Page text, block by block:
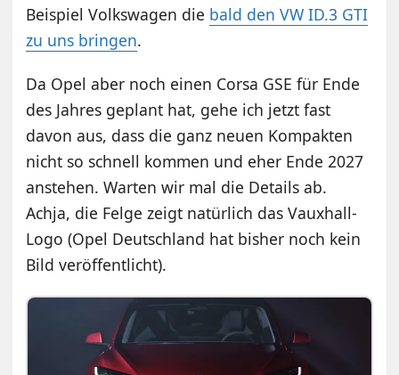
Beispiel Volkswagen die bald den VW ID.3 GTI
zu uns bringen.
Da Opel aber noch einen Corsa GSE für Ende
des Jahres geplant hat, gehe ich jetzt fast
davon aus, dass die ganz neuen Kompakten
nicht so schnell kommen und eher Ende 2027
anstehen. Warten wir mal die Details ab.
Achja, die Felge zeigt natürlich das Vauxhall-
Logo (Opel Deutschland hat bisher noch kein
Bild veröffentlicht).